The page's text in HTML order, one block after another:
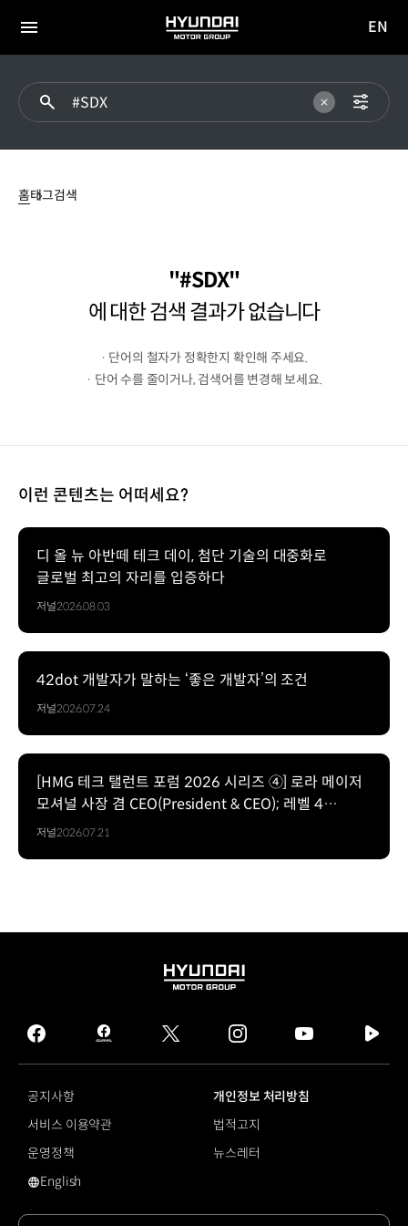
전체
HYUNDAI
MOTOR
이동
EN
검색홈태그검색
#SDX
에 대한 검색 결과가 없습니다
· 단어의 철자가 정확한지 확인해 주세요.
· 단어 수를 줄이거나, 검색어를 변경해 보세요.
이런 콘텐츠는 어떠세요?
디 올 뉴 아반떼 테크 데이, 첨단 기술의 대중화로
글로벌 최고의 자리를 입증하다
저널2026.08.03
42dot 개발자가 말하는 ‘좋은 개발자’의 조건
저널2026.07.24
[HMG 테크 탤런트 포럼 2026 시리즈 ④] 로라 메이저
모셔널 사장 겸 CEO(President & CEO); 레벨 4
자율주행 상용화로 가는 여정
저널2026.07.21
HYUNDAI
GROUP
facebook
hmg
journal
twitter instagram
tv
공지사항
개인정보 처리방침
서비스 이용약관
법적고지
운영정책
뉴스레터
#SDX에 대한 검색 결과가 없습니다
English